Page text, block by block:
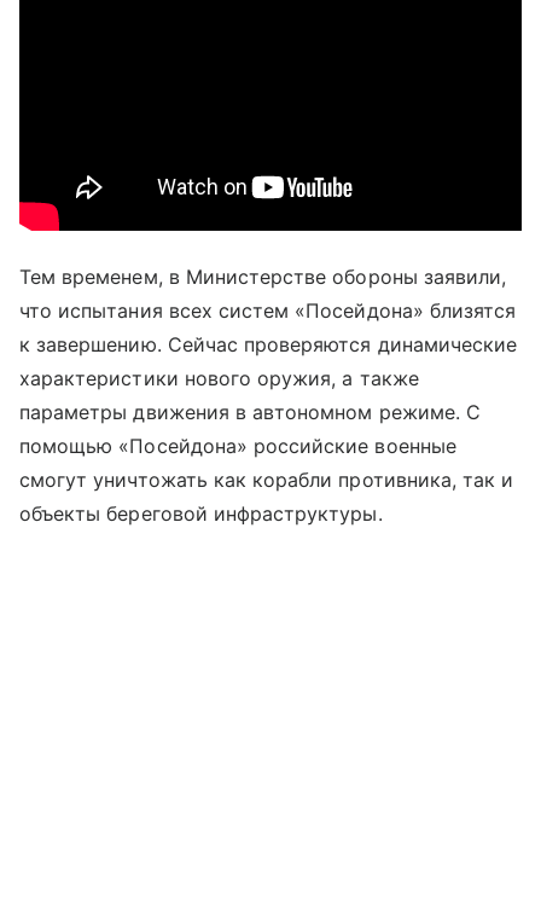
Тем временем, в Министерстве обороны заявили,
что испытания всех систем «Посейдона» близятся
к завершению. Сейчас проверяются динамические
характеристики нового оружия, а также
параметры движения в автономном режиме. С
помощью «Посейдона» российские военные
смогут уничтожать как корабли противника, так и
объекты береговой инфраструктуры.